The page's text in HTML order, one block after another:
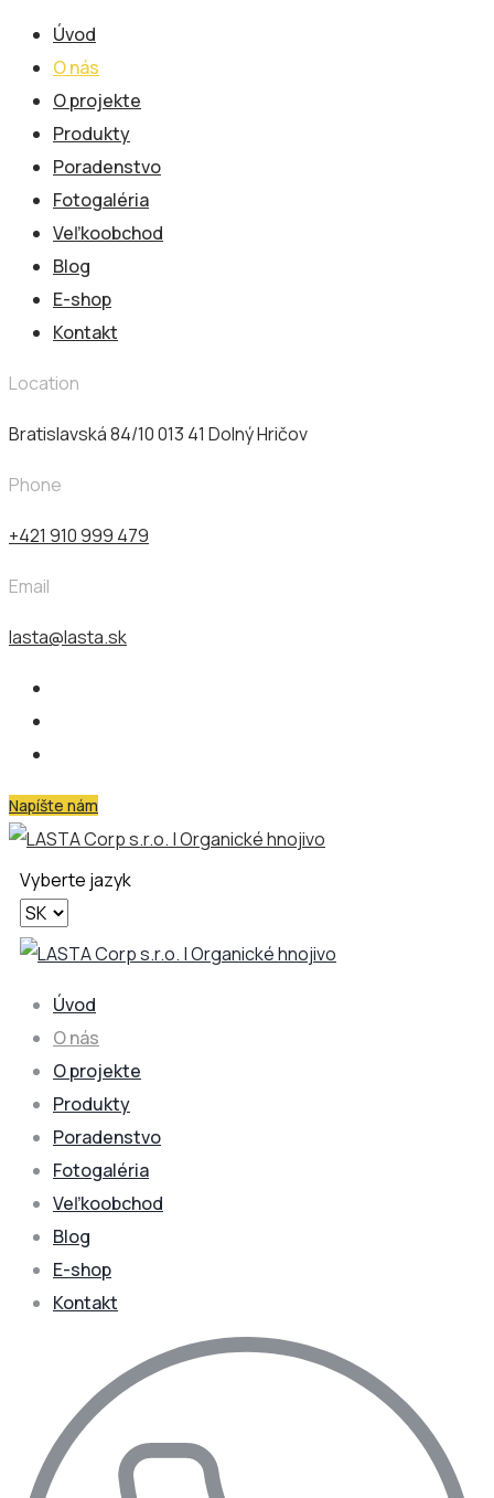
Úvod
O nás
O projekte
Produkty
Poradenstvo
Fotogaléria
Veľkoobchod
Blog
E-shop
Kontakt
Location
Bratislavská 84/10 013 41​ Dolný Hričov
Phone
+421 910 999 479
Email
lasta@lasta.sk
Napíšte nám
Vyberte jazyk
Úvod
O nás
O projekte
Produkty
Poradenstvo
Fotogaléria
Veľkoobchod
Blog
E-shop
Kontakt